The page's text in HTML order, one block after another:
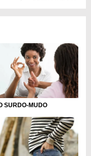
SURDO-MUDO